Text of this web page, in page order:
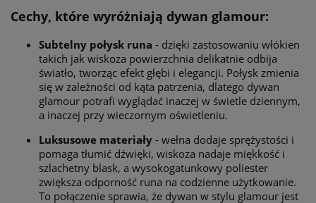
Cechy, które wyróżniają dywan glamour:
Subtelny połysk runa - dzięki zastosowaniu włókien
takich jak wiskoza powierzchnia delikatnie odbija
światło, tworząc efekt głębi i elegancji. Połysk zmienia
się w zależności od kąta patrzenia, dlatego dywan
glamour potrafi wyglądać inaczej w świetle dziennym,
a inaczej przy wieczornym oświetleniu.
Luksusowe materiały - wełna dodaje sprężystości i
pomaga tłumić dźwięki, wiskoza nadaje miękkość i
szlachetny blask, a wysokogatunkowy poliester
zwiększa odporność runa na codzienne użytkowanie.
To połączenie sprawia, że dywan w stylu glamour jest